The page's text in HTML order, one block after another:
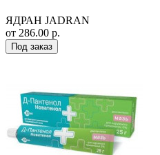
ЯДРАН JADRAN
от 286.00 р.
Под заказ